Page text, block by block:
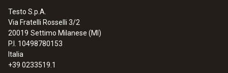
Testo S.p.A.
Via Fratelli Rosselli 3/2
20019 Settimo Milanese (MI)
P.I. 10498780153
Italia
+39 0233519.1